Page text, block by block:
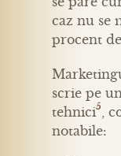
caz nu se
procent de
scrie pe
tehnici5
,
notabile: